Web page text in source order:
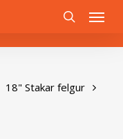
Menu
18" Stakar felgur